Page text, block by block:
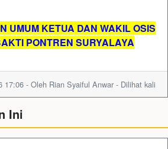
UMUM KETUA DAN WAKIL OSIS
PONTREN SURYALAYA
17:06 - Oleh Rian Syaiful Anwar - Dilihat kali
Ini